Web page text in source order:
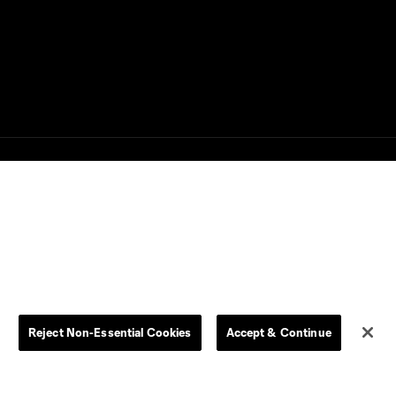
Gol: A. Gutman vs. NCX,
autorizado está prohibido.
Reject Non-Essential Cookies Accept & Continue